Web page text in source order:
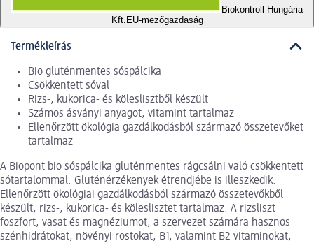
Biokontroll Hungária
Kft. EU-mezőgazdaság
Termékleírás
Bio gluténmentes sóspálcika
Csökkentett sóval
Rizs-, kukorica- és köleslisztből készült
Számos ásványi anyagot, vitamint tartalmaz
Ellenőrzött ökológia gazdálkodásból származó összetevőket
tartalmaz
A Biopont bio sóspálcika gluténmentes rágcsálni való csökkentett
sótartalommal. Gluténérzékenyek étrendjébe is illeszkedik.
Ellenőrzött ökológiai gazdálkodásból származó összetevőkből
készült, rizs-, kukorica- és köleslisztet tartalmaz. A rizsliszt
foszfort, vasat és magnéziumot, a szervezet számára hasznos
szénhidrátokat, növényi rostokat, B1, valamint B2 vitaminokat,